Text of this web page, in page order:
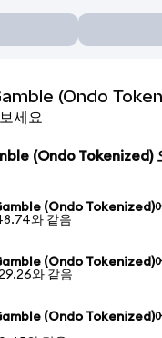
(Ondo
세요
(Ondo Tokenized)
(Ondo Tokenized)
와 같음
(Ondo Tokenized)
와 같음
(Ondo Tokenized)